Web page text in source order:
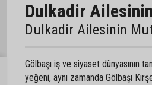
Dulkadir
Dulkadir Ailesinin
Gölbaşı iş ve siyaset dünyasının
yeğeni, aynı zamanda Gölbaşı